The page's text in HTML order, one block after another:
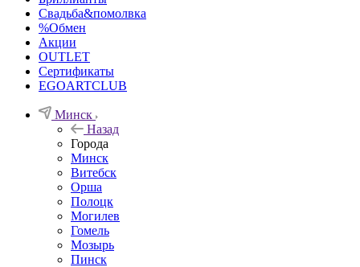
Свадьба&помолвка
%Обмен
Акции
OUTLET
Сертификаты
EGOARTCLUB
Минск
Назад
Города
Минск
Витебск
Орша
Полоцк
Могилев
Гомель
Мозырь
Пинск